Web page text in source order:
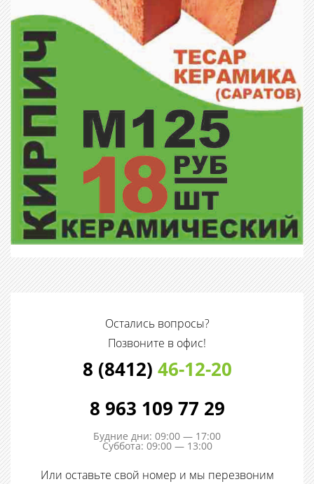
Остались вопросы?
Позвоните в офис!
8 (8412) 46-12-20
8 963 109 77 29
Будние дни: 09:00 — 17:00
Суббота: 09:00 — 13:00
Или оставьте свой номер и мы перезвоним